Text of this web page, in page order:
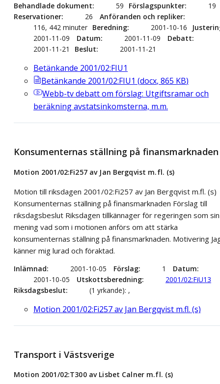
Behandlade dokument 59 Förslagspunkter
19
Reservationer
26
Anföranden och repliker
116, 442 minuter Beredning 2001-10-16
2001-11-09
Datum 2001-11-09
Debatt
2001-11-21
Beslut 2001-11-21
Betänkande 2001/02:FIU1
Betänkande 2001/02:FIU1 (docx, 865 KB)
Webb-tvdebatt om förslag: Utgiftsramar och
beräkning avstatsinkomsterna, m.m.
Konsumenternas ställning på finansmarknaden
Motion 2001/02:Fi257 av Jan Bergqvist m.fl. (s)
Motion till riksdagen 2001/02:Fi257 av Jan Bergqvist m.fl. (s)
Konsumenternas ställning på finansmarknaden Förslag till
riksdagsbeslut Riksdagen tillkännager för regeringen som sin
mening vad som i motionen anförs om att stärka
konsumenternas ställning på finansmarknaden. Motivering
känner mig lurad och föraktad.
Inlämnad 2001-10-05 Förslag 1
Datum
2001-10-05
Utskottsberedning
2001/02:FiU13
Riksdagsbeslut
(1 yrkande): ,
Motion 2001/02:Fi257 av Jan Bergqvist m.fl. (s)
Transport i Västsverige
Motion 2001/02:T300 av Lisbet Calner m.fl. (s)